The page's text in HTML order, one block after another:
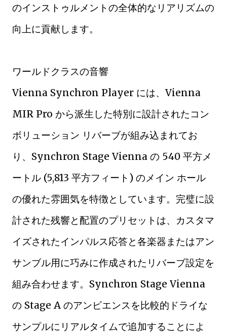
のインストゥルメントの全体的なリアリズムの
向上に貢献します。
ワールドクラスの音響
Vienna Synchron Player には、Vienna
MIR Pro から派生した特別に設計されたコン
ボリューション リバーブが組み込まれてお
り、Synchron Stage Vienna の 540 平方メ
ートル (5,813 平方フィート) のメイン ホール
の優れた雰囲気を特徴としています。完璧に設
計された残響と配置のプリセットは、カスタマ
イズされたインパルス応答と各楽器またはアン
サンブル用に巧みに作成されたリバーブ設定を
組み合わせます。Synchron Stage Vienna
の Stage A のアンビエンスを比較的ドライな
サンプルにリアルタイムで追加することによ